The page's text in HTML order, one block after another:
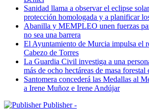
Sanidad llama a observar el eclipse
protección homologada y a planificar
Abanilla y MEMPLEO unen fuerzas
no sea una barrera
El Ayuntamiento de Murcia impulsa el
Cabezo de Torres
La Guardia Civil investiga a una
más de ocho hectáreas de masa forestal
Santomera concederá las Medallas al
a Irene Muñoz e Irene Andújar
Publisher -